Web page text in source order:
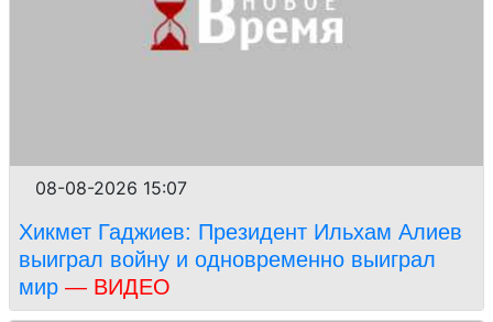
08-08-2026 15:07
Хикмет Гаджиев: Президент Ильхам Алиев
выиграл войну и одновременно выиграл
мир — ВИДЕО